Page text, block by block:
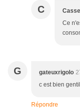
C
Ce
G gateuxrigolo
c est bien
Répondre